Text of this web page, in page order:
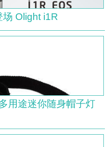
Olight i1R
用途迷你随身帽子灯